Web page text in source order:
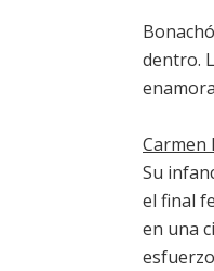
dentro.
Carmen
Su
el final
en una